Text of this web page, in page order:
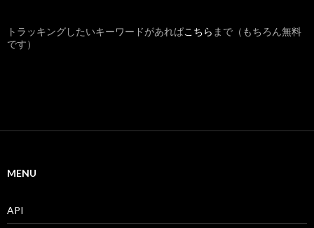
トラッキングしたいキーワードがあればこちら まで（もちろん無料
です）
MENU
API